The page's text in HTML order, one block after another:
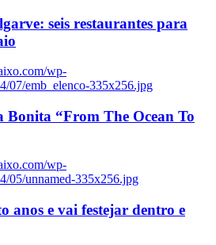
seis restaurantes para
wp-
07/emb_elenco-335x256.jpg
Bonita “From The Ocean To
wp-
05/unnamed-335x256.jpg
anos e vai festejar dentro e